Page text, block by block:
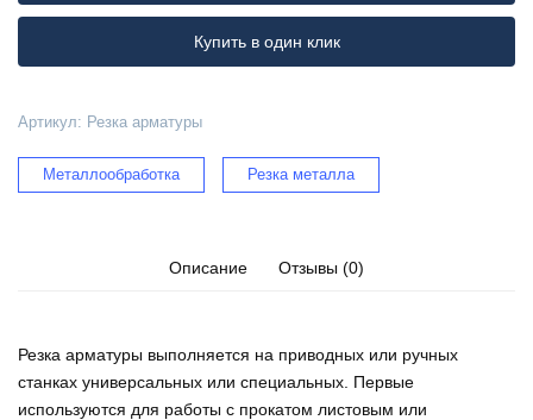
Купить в один клик
Артикул: Резка арматуры
Металлообработка Резка металла
Описание Отзывы (0)
Резка арматуры выполняется на приводных или ручных
станках универсальных или специальных. Первые
используются для работы с прокатом листовым или